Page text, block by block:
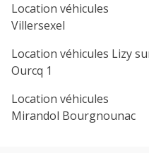
Location véhicules
Villersexel
Location véhicules Lizy
Ourcq 1
Location véhicules
Mirandol Bourgnounac